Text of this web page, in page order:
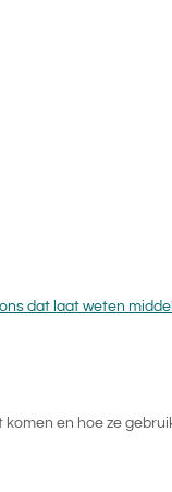
dat laat weten
en hoe ze